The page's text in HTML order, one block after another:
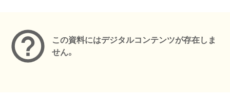
この資料にはデジタルコンテンツが存在しま
せん。